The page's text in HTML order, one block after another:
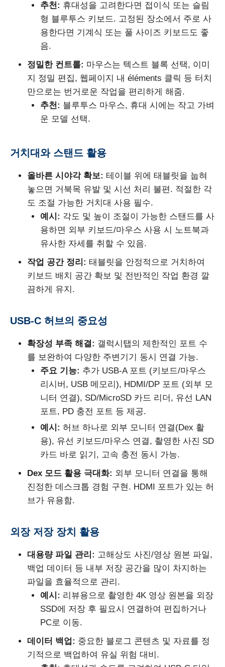
추천: 휴대성을 고려한다면 접이식 또는 슬림
형 블루투스 키보드. 고정된 장소에서 주로 사
용한다면 기계식 또는 풀 사이즈 키보드도 좋
음.
정밀한 컨트롤: 마우스는 텍스트 블록 선택, 이미
지 정밀 편집, 웹페이지 내 éléments 클릭 등 터치
만으로는 번거로운 작업을 편리하게 해줌.
추천: 블루투스 마우스, 휴대 시에는 작고 가벼
운 모델 선택.
거치대와 스탠드 활용
올바른 시야각 확보: 테이블 위에 태블릿을 눕혀
놓으면 거북목 유발 및 시선 처리 불편. 적절한 각
도 조절 가능한 거치대 사용 필수.
예시: 각도 및 높이 조절이 가능한 스탠드를 사
용하면 외부 키보드/마우스 사용 시 노트북과
유사한 자세를 취할 수 있음.
작업 공간 정리: 태블릿을 안정적으로 거치하여
키보드 배치 공간 확보 및 전반적인 작업 환경 깔
끔하게 유지.
USB-C 허브의 중요성
확장성 부족 해결: 갤럭시탭의 제한적인 포트 수
를 보완하여 다양한 주변기기 동시 연결 가능.
주요 기능: 추가 USB-A 포트 (키보드/마우스
리시버, USB 메모리), HDMI/DP 포트 (외부 모
니터 연결), SD/MicroSD 카드 리더, 유선 LAN
포트, PD 충전 포트 등 제공.
예시: 허브 하나로 외부 모니터 연결(Dex 활
용), 유선 키보드/마우스 연결, 촬영한 사진 SD
카드 바로 읽기, 고속 충전 동시 가능.
Dex 모드 활용 극대화: 외부 모니터 연결을 통해
진정한 데스크톱 경험 구현. HDMI 포트가 있는 허
브가 유용함.
외장 저장 장치 활용
대용량 파일 관리: 고해상도 사진/영상 원본 파일,
백업 데이터 등 내부 저장 공간을 많이 차지하는
파일을 효율적으로 관리.
예시: 리뷰용으로 촬영한 4K 영상 원본을 외장
SSD에 저장 후 필요시 연결하여 편집하거나
PC로 이동.
데이터 백업: 중요한 블로그 콘텐츠 및 자료를 정
기적으로 백업하여 유실 위험 대비.